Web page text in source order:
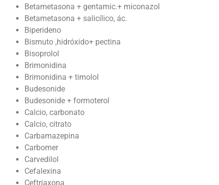
Betametasona + gentamic.+ miconazol
Betametasona + salicílico, ác.
Biperideno
Bismuto ,hidróxido+ pectina
Bisoprolol
Brimonidina
Brimonidina + timolol
Budesonide
Budesonide + formoterol
Calcio, carbonato
Calcio, citrato
Carbamazepina
Carbomer
Carvedilol
Cefalexina
Ceftriaxona